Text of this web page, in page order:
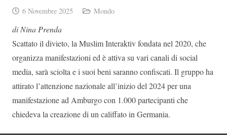
6 Novembre 2025 Mondo
di Nina Prenda
Scattato il divieto, la Muslim Interaktiv fondata nel 2020, che
organizza manifestazioni ed è attiva su vari canali di social
media, sarà sciolta e i suoi beni saranno confiscati. Il gruppo ha
attirato l’attenzione nazionale all’inizio del 2024 per una
manifestazione ad Amburgo con 1.000 partecipanti che
chiedeva la creazione di un califfato in Germania.